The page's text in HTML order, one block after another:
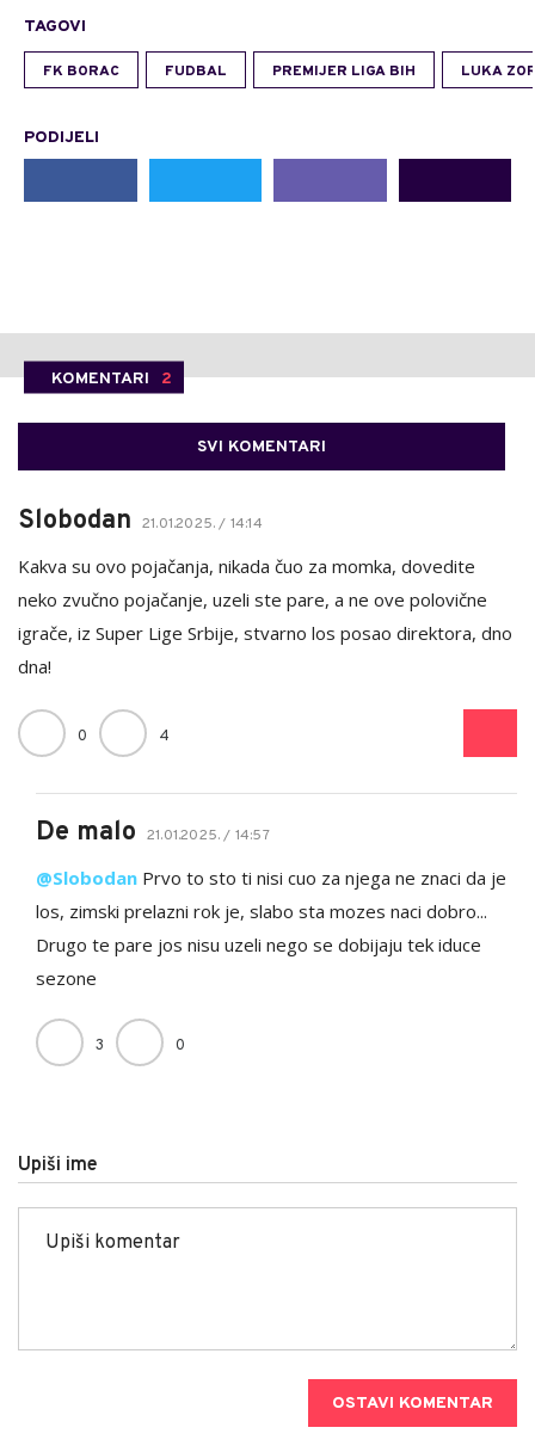
TAGOVI
FK BORAC FUDBAL PREMIJER LIGA BIH LUKA
PODIJELI
KOMENTARI 2
SVI KOMENTARI
Slobodan 21.01.2025. / 14:14
Kakva su ovo pojačanja, nikada čuo za momka, dovedite
neko zvučno pojačanje, uzeli ste pare, a ne ove polovične
igrače, iz Super Lige Srbije, stvarno los posao direktora, dno
dna!
0 4
De malo 21.01.2025. / 14:57
@Slobodan Prvo to sto ti nisi cuo za njega ne znaci da je
los, zimski prelazni rok je, slabo sta mozes naci dobro...
Drugo te pare jos nisu uzeli nego se dobijaju tek iduce
sezone
3 0
Upiši ime
OSTAVI KOMENTAR